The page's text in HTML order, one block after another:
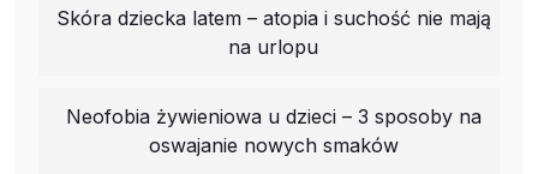
Skóra dziecka latem – atopia i suchość nie mają
na urlopu
Neofobia żywieniowa u dzieci – 3 sposoby na
oswajanie nowych smaków